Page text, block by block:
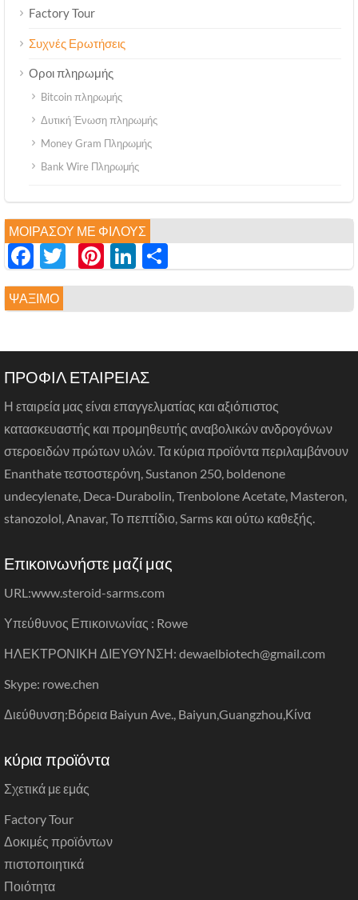
Factory Tour
Συχνές Ερωτήσεις
Οροι πληρωμής
Bitcoin πληρωμής
Δυτική Ένωση πληρωμής
Money Gram Πληρωμής
Bank Wire Πληρωμής
ΜΟΙΡΆΣΟΥ ΜΕ ΦΊΛΟΥΣ
Facebook
Twitter
Pinterest
LinkedIn
享
ΨΆΞΙΜΟ
ΠΡΟΦΙΛ ΕΤΑΙΡΕΙΑΣ
Η εταιρεία μας είναι επαγγελματίας και αξιόπιστος
κατασκευαστής και προμηθευτής αναβολικών ανδρογόνων
στεροειδών πρώτων υλών. Τα κύρια προϊόντα περιλαμβάνουν
Enanthate τεστοστερόνη, Sustanon 250, boldenone
undecylenate, Deca-Durabolin, Trenbolone Acetate, Masteron,
stanozolol, Anavar, Το πεπτίδιο, Sarms και ούτω καθεξής.
Επικοινωνήστε μαζί μας
URL:www.steroid-sarms.com
Υπεύθυνος Επικοινωνίας : Rowe
ΗΛΕΚΤΡΟΝΙΚΗ ΔΙΕΥΘΥΝΣΗ: dewaelbiotech@gmail.com
Skype: rowe.chen
Διεύθυνση:Βόρεια Baiyun Ave., Baiyun,Guangzhou,Κίνα
κύρια προϊόντα
Σχετικά με εμάς
Factory Tour
Δοκιμές προϊόντων
πιστοποιητικά
Ποιότητα